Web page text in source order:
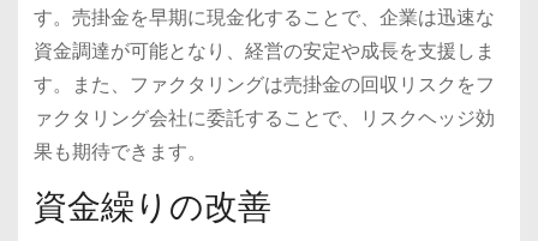
す。売掛金を早期に現金化することで、企業は迅速な
資金調達が可能となり、経営の安定や成長を支援しま
す。また、ファクタリングは売掛金の回収リスクをフ
ァクタリング会社に委託することで、リスクヘッジ効
果も期待できます。
資金繰りの改善